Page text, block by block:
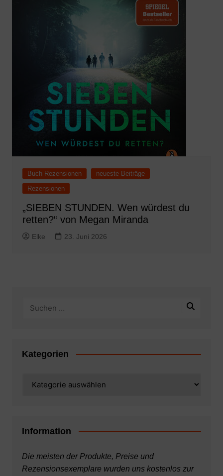
Buch Rezensionen
neueste Beiträge
Rezensionen
„SIEBEN STUNDEN. Wen würdest du
retten?“ von Megan Miranda
Elke 23. Juni 2026
Kategorien
Information
Die meisten der Produkte, Preise und
Rezensionsexemplare wurden uns kostenlos zur